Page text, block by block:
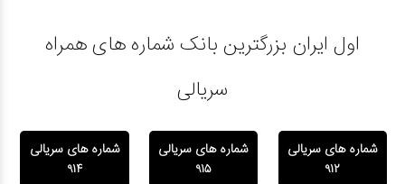
اول ایران بزرگترین بانک شماره های همراه
سریالی
شماره های سریالی
۹۱۲
شماره های سریالی
۹۱۵
شماره های سریالی
۹۱۴